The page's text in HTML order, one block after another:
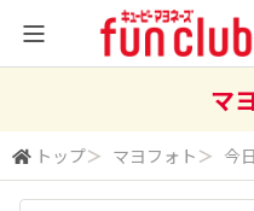
マ
トップ＞ マヨフォト ＞ 今